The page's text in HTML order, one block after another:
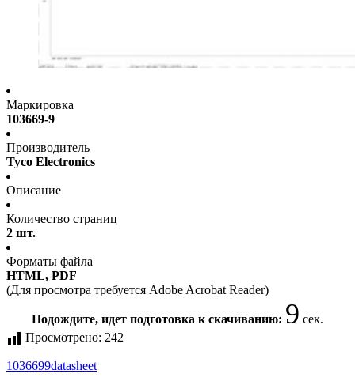
Маркировка
103669-9
Производитель
Tyco Electronics
Описание
Количество страниц
2 шт.
Форматы файла
HTML, PDF
(Для просмотра требуется Adobe Acrobat Reader)
Подождите, идет подготовка к скачиванию: 9 сек.
Просмотрено: 242
1036699datasheet